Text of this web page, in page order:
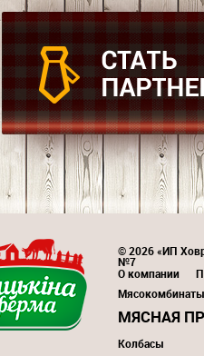
© 2026 «ИП
№7
О компании
Мясокомбинаты
МЯСНАЯ
Колбасы